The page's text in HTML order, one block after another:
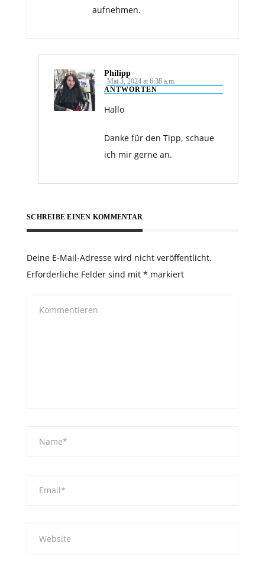
aufnehmen.
Philipp
Mai 3, 2024 at 6:38 a.m.
ANTWORTEN
Hallo
Danke für den Tipp, schaue
ich mir gerne an.
SCHREIBE EINEN KOMMENTAR
Deine E-Mail-Adresse wird nicht veröffentlicht.
Erforderliche Felder sind mit * markiert